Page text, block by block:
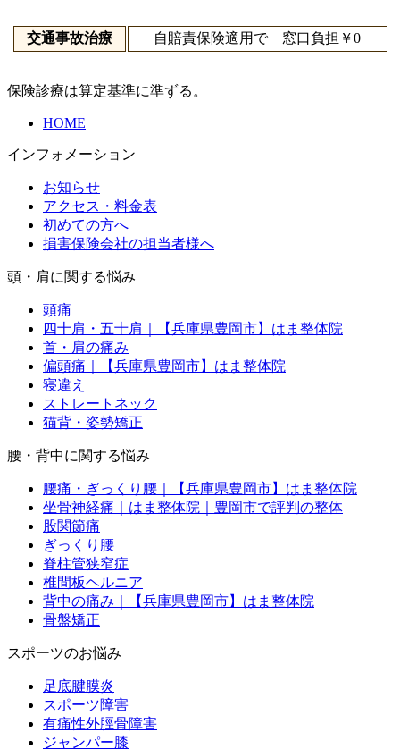
交通事故治療 自賠責保険適用で 窓口負担￥0
保険診療は算定基準に準ずる。
HOME
インフォメーション
お知らせ
アクセス・料金表
初めての方へ
損害保険会社の担当者様へ
頭・肩に関する悩み
頭痛
四十肩・五十肩｜【兵庫県豊岡市】はま整体院
首・肩の痛み
偏頭痛｜【兵庫県豊岡市】はま整体院
寝違え
ストレートネック
猫背・姿勢矯正
腰・背中に関する悩み
腰痛・ぎっくり腰｜【兵庫県豊岡市】はま整体院
坐骨神経痛｜はま整体院｜豊岡市で評判の整体
股関節痛
ぎっくり腰
脊柱管狭窄症
椎間板ヘルニア
背中の痛み｜【兵庫県豊岡市】はま整体院
骨盤矯正
スポーツのお悩み
足底腱膜炎
スポーツ障害
有痛性外脛骨障害
ジャンパー膝